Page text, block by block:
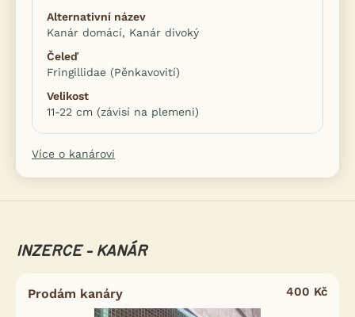
Alternativní název
Kanár domácí, Kanár divoký
Čeleď
Fringillidae (Pěnkavovití)
Velikost
11-22 cm (závisí na plemeni)
Více o kanárovi
INZERCE - KANÁR
Prodám kanáry 400 Kč